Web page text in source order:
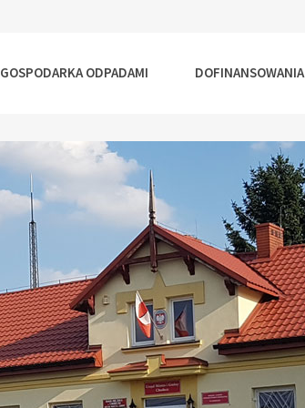
GOSPODARKA ODPADAMI DOFINANSOWANIA